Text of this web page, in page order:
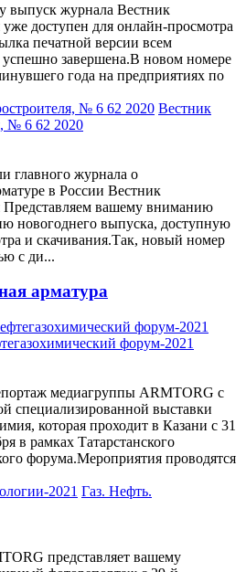
выпуск журнала Вестник
уже доступен для онлайн-просмотра
печатной версии всем
завершена.В новом номере
года на предприятиях по
Вестник
№ 6 62 2020
главного журнала о
в России Вестник
Представляем вашему вниманию
новогоднего выпуска, доступную
и скачивания.Так, новый номер
c ди...
арматура
форум-2021
медиагруппы ARMTORG с
специализированной выставки
которая проходит в Казани с 31
в рамках Татарстанского
форума.Мероприятия проводятся
Газ. Нефть.
представляет вашему